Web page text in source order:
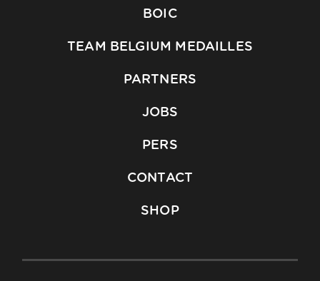
BOIC
TEAM BELGIUM MEDAILLES
PARTNERS
JOBS
PERS
CONTACT
SHOP